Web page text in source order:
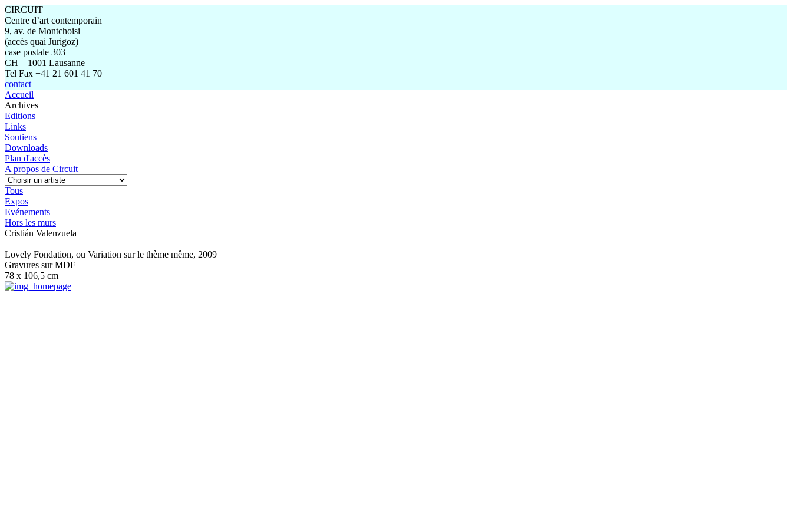
CIRCUIT
Centre d’art contemporain
9, av. de Montchoisi
(accès quai Jurigoz)
case postale 303
CH – 1001 Lausanne
Tel Fax +41 21 601 41 70
contact
Accueil
Archives
Editions
Links
Soutiens
Downloads
Plan d'accès
A propos de Circuit
Tous
Expos
Evénements
Hors les murs
Cristián Valenzuela
Lovely Fondation, ou Variation sur le thème même, 2009
Gravures sur MDF
78 x 106,5 cm